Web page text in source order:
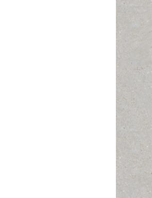
ein paar Übungen dafür